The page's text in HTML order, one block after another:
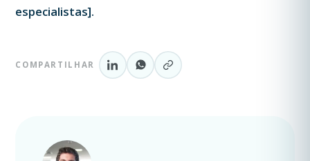
especialistas].
COMPARTILHAR